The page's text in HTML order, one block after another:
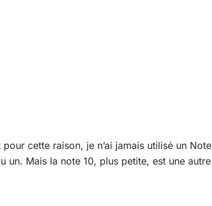
cette raison, je n’ai jamais utilisé un Note
un. Mais la note 10, plus petite, est une autre